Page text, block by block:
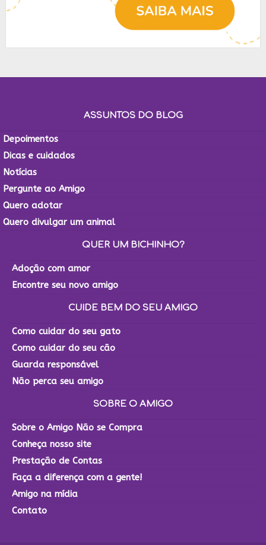
ASSUNTOS DO BLOG
Depoimentos
Dicas e cuidados
Notícias
Pergunte ao Amigo
Quero adotar
Quero divulgar um animal
QUER UM BICHINHO?
Adoção com amor
Encontre seu novo amigo
CUIDE BEM DO SEU AMIGO
Como cuidar do seu gato
Como cuidar do seu cão
Guarda responsável
Não perca seu amigo
SOBRE O AMIGO
Sobre o Amigo Não se Compra
Conheça nosso site
Prestação de Contas
Faça a diferença com a gente!
Amigo na mídia
Contato